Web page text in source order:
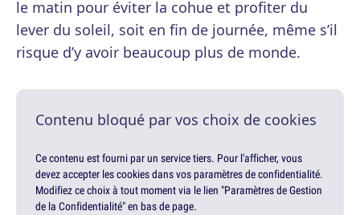
le matin pour éviter la cohue et profiter du
lever du soleil, soit en fin de journée, même s’il
risque d’y avoir beaucoup plus de monde.
Contenu bloqué par vos choix de cookies
Ce contenu est fourni par un service tiers. Pour l'afficher, vous
devez accepter les cookies dans vos paramètres de confidentialité.
Modifiez ce choix à tout moment via le lien "Paramètres de Gestion
de la Confidentialité" en bas de page.